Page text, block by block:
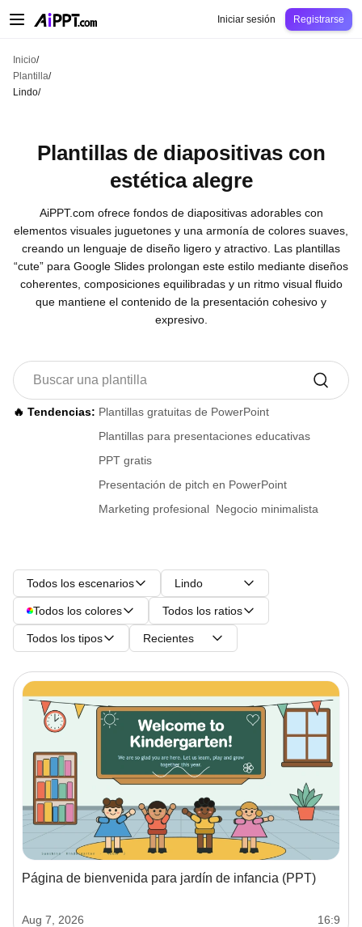
EducaciónDocente
Iniciar sesión Registrarse
Inicio/
Plantilla/
Lindo/
Plantillas de diapositivas con
estética alegre
AiPPT.com ofrece fondos de diapositivas adorables con
elementos visuales juguetones y una armonía de colores suaves,
creando un lenguaje de diseño ligero y atractivo. Las plantillas
“cute” para Google Slides prolongan este estilo mediante diseños
coherentes, composiciones equilibradas y un ritmo visual fluido
que mantiene el contenido de la presentación cohesivo y
expresivo.
🔥 Tendencias: Plantillas gratuitas de PowerPoint
Plantillas para presentaciones educativas
PPT gratis
Presentación de pitch en PowerPoint
Marketing profesional Negocio minimalista
Todos los escenarios Lindo
Todos los colores Todos los ratios
Todos los tipos Recientes
Página de bienvenida para jardín de infancia (PPT)
Aug 7, 2026 16:9